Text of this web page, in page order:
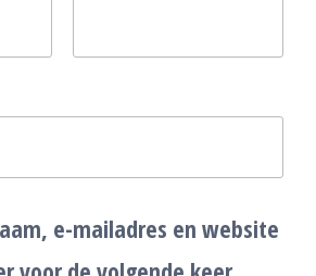
e-mailadres en website